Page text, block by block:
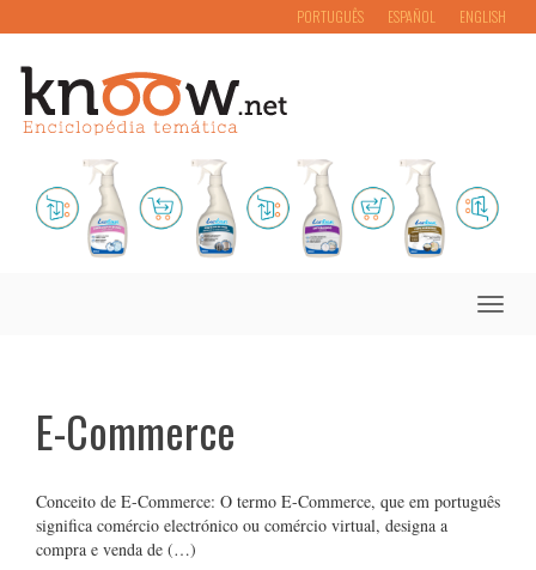
PORTUGUÊS ESPAÑOL ENGLISH
Toggle
E-Commerce
Conceito de E-Commerce: O termo E-Commerce, que em português
significa comércio electrónico ou comércio virtual, designa a
compra e venda de (…)